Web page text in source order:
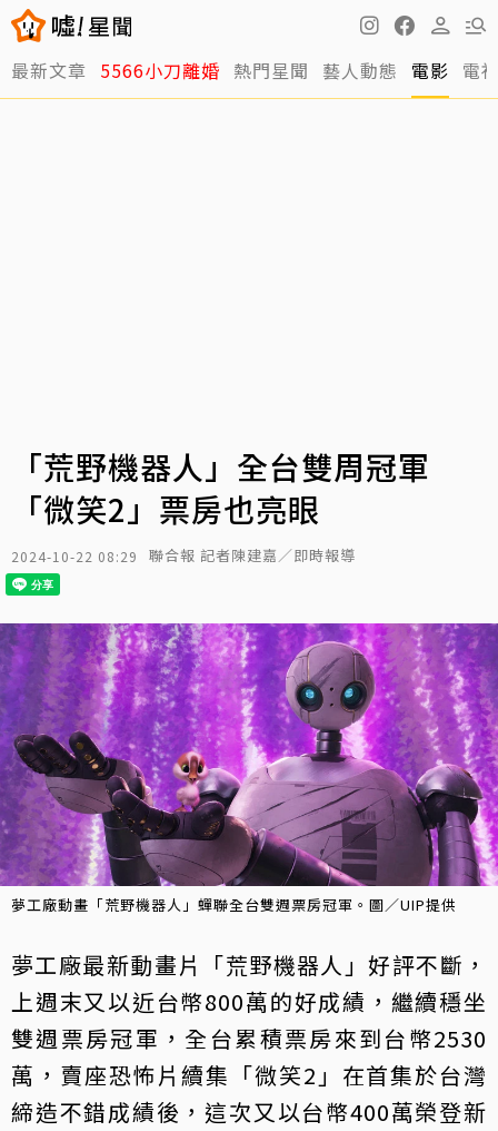
最新文章 5566小刀離婚 熱門星聞 藝人動態 電影 電
「荒野機器人」全台雙周冠軍
「微笑2」票房也亮眼
2024-10-22 08:29 聯合報 記者陳建嘉／即時報導
夢工廠動畫「荒野機器人」蟬聯全台雙週票房冠軍。圖／UIP提供
夢工廠最新動畫片「荒野機器人」好評不斷，
上週末又以近台幣800萬的好成績，繼續穩坐
雙週票房冠軍，全台累積票房來到台幣2530
萬，賣座恐怖片續集「微笑2」在首集於台灣
締造不錯成績後，這次又以台幣400萬榮登新